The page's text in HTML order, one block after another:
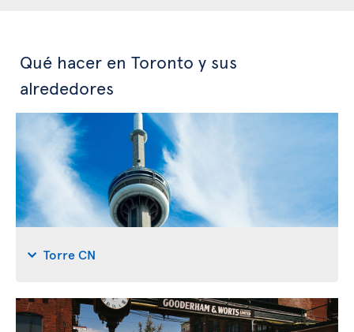
Qué hacer en Toronto y sus
alrededores
Torre CN